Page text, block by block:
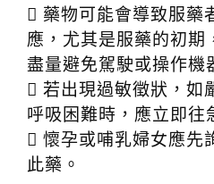
 藥物可能會導致服藥
應，尤其是服藥的初期
盡量避免駕駛或操作機
 若出現過敏徵狀，如
呼吸困難時，應立即往
 懷孕或哺乳婦女應先
此藥。